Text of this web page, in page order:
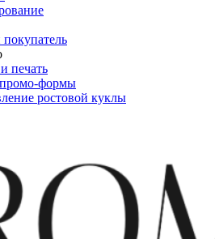
печать
формы
ростовой куклы